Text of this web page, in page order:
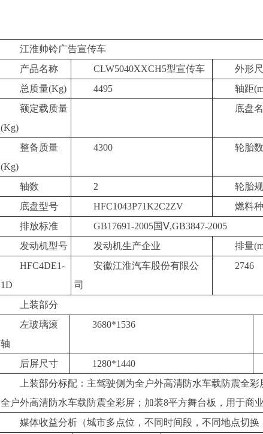
江淮帅铃广告宣传车
产品名称
CLW5040XXCH5型宣传车 外形
总质量(Kg) 4495 轴距
额定载质量
(Kg)
底盘
整备质量
(Kg)
4300 轮胎数
轴数 2 轮胎
底盘型号
HFC1043P71K2C2ZV 燃料
排放标准
GB17691-2005国Ⅴ,GB3847-2005
发动机型号
发动机生产企业 排量
HFC4DE1-
1D
安徽江淮汽车股份有限公
司
2746
上装部分
左玻璃滚
轴
3680*1536
后屏尺寸 1280*1440
上装部分标配：主驾驶侧为全户外高清防水车载防震全
全户外高清防水车载防震全彩屏；加装8平方舞台板，用于商业
媒体收益分析 （城市多点位，不同时间段，不同地点切换